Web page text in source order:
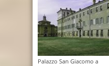
Palazzo San Giacomo a